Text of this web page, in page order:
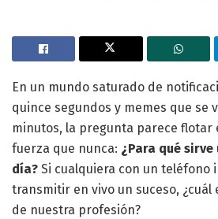
En un mundo saturado de
quince segundos y memes que se
minutos, la pregunta parece flotar
fuerza que nunca: ¿Para qué
día? Si cualquiera con un teléfono
transmitir en vivo un suceso,
de nuestra profesión?